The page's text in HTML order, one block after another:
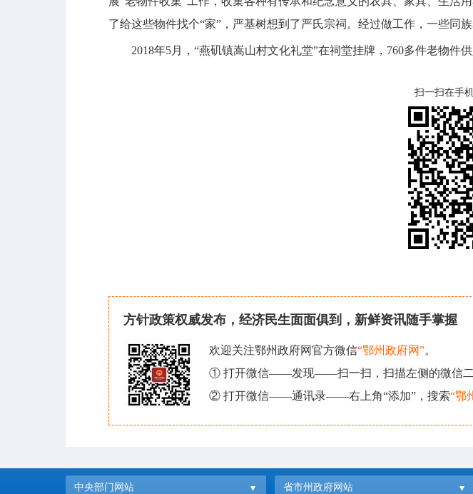
了给这些物件找个“家”，严基树想到了严氏宗祠。经过做工作，一些同
2018年5月，“燕矶镇嵩山村文化礼堂”在祠堂挂牌，760多件老物件
扫一扫在手
方针政策权威发布，经济民生面面俱到，新鲜资讯随手掌握
欢迎关注鄂州政府网官方微信“鄂州政府网”。
① 打开微信——发现——扫一扫，扫描左侧的微信二
② 打开微信——通讯录——右上角“添加”，搜索“鄂
中央部门网站 省市州政府网站